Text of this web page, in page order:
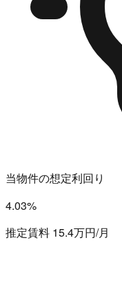
当物件の想定利回り
4.03%
推定賃料 15.4万円/月